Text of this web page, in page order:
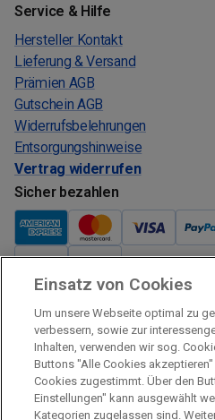
Service & Hilfe
Hersteller Kontakt
Lieferung & Versand
Prämien AGB
Gutschein AGB
Widerrufsbelehrungen
Entsorgungshinweise
Vertrag widerrufen
Sicher bezahlen
Verkauf und Versand
Kostenloser Versand:
Verkauf und Versand durch:
Verkauf Gutscheine durch:
Sicher einkaufen
Einsatz von Cookies
Um unsere Webseite optimal zu
verbessern, sowie zur
Inhalten, verwenden wir sog.
Buttons "Alle Cookies
Cookies zugestimmt. Über den
Einstellungen" kann ausgewählt
Kategorien zugelassen sind.